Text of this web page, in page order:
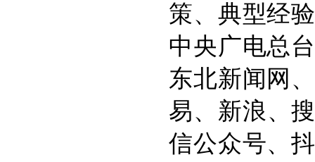
策、典型经
中央广电总
东北新闻网
易、新浪、
信公众号、